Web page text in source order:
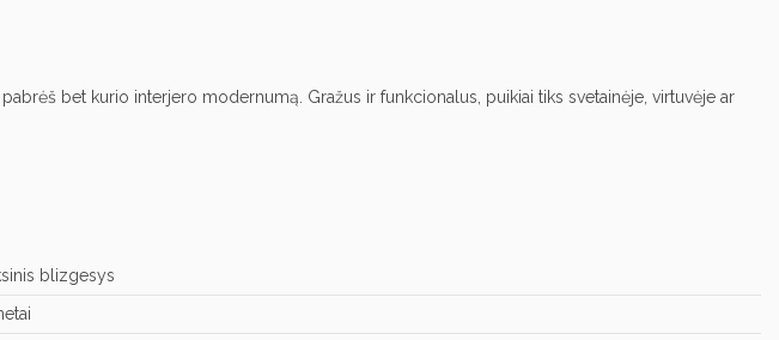
bet kurio interjero modernumą. Gražus ir funkcionalus, puikiai tiks svetainėje, virtuvėje ar
blizgesys